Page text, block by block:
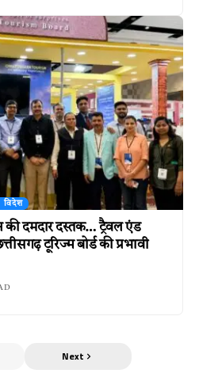
विदेश
की दमदार दस्तक… ट्रैवल एंड
टूरिज्म बोर्ड की प्रभावी
Next